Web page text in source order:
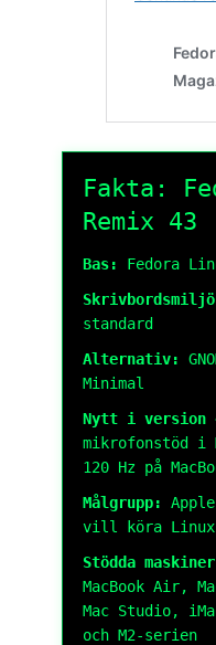
Fakta:
Remix 43
Bas:
Fedora
standard
Alternativ:
Minimal
Nytt i version
mikrofonstöd i
120 Hz på
Målgrupp:
vill köra Linux
Stödda
MacBook Air,
Mac Studio,
och M2-serien